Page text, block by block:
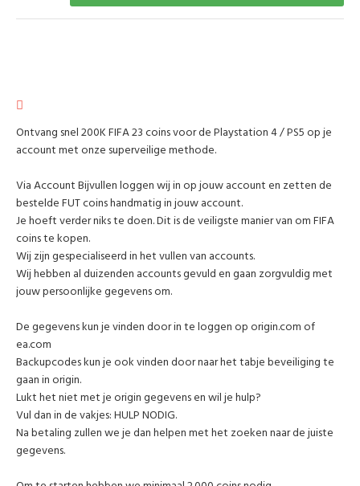
Ontvang snel 200K FIFA 23 coins voor de Playstation 4 / PS5 op je
account met onze superveilige methode.
Via Account Bijvullen loggen wij in op jouw account en zetten de
bestelde FUT coins handmatig in jouw account.
Je hoeft verder niks te doen. Dit is de veiligste manier van om FIFA
coins te kopen.
Wij zijn gespecialiseerd in het vullen van accounts.
Wij hebben al duizenden accounts gevuld en gaan zorgvuldig met
jouw persoonlijke gegevens om.
De gegevens kun je vinden door in te loggen op origin.com of
ea.com
Backupcodes kun je ook vinden door naar het tabje beveiliging te
gaan in origin.
Lukt het niet met je origin gegevens en wil je hulp?
Vul dan in de vakjes: HULP NODIG.
Na betaling zullen we je dan helpen met het zoeken naar de juiste
gegevens.